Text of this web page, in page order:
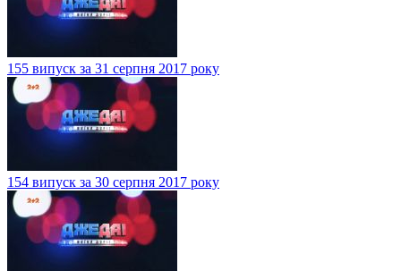
155 випуск за 31 серпня 2017 року
154 випуск за 30 серпня 2017 року